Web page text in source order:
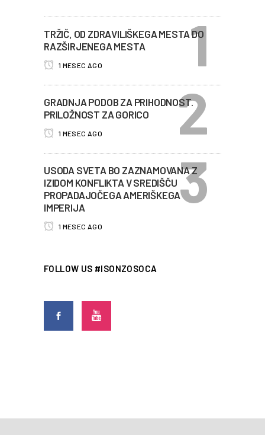
TRŽIČ, OD ZDRAVILIŠKEGA MESTA DO
RAZŠIRJENEGA MESTA
1 MESEC AGO
GRADNJA PODOB ZA PRIHODNOST.
PRILOŽNOST ZA GORICO
1 MESEC AGO
USODA SVETA BO ZAZNAMOVANA Z
IZIDOM KONFLIKTA V SREDIŠČU
PROPADAJOČEGA AMERIŠKEGA
IMPERIJA
1 MESEC AGO
FOLLOW US #ISONZOSOCA